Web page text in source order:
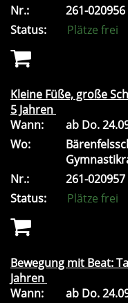
Nr.:
261-020956
Status:
Plätze frei
Kleine Füße, große
5 Jahren
Wann:
ab Do.
Wo:
Nr.:
261-020957
Status:
Plätze frei
Bewegung mit Beat:
Jahren
Wann:
ab Do.